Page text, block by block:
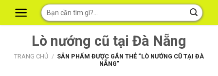
Tìm
kiếm:
Lò nướng cũ tại Đà Nẵng
TRANG CHỦ / SẢN PHẨM ĐƯỢC GẮN THẺ “LÒ NƯỚNG CŨ TẠI ĐÀ
NẴNG”